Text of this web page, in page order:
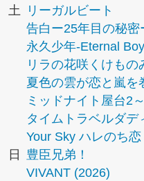
土
リーガルビート
告白ー25年目の秘密
永久少年-Eternal
リラの花咲くけもの
夏色の雲が恋と嵐を
ミッドナイト屋台2
タイムトラベルダデ
Your Sky ハレのち恋
日
豊臣兄弟！
VIVANT (2026)